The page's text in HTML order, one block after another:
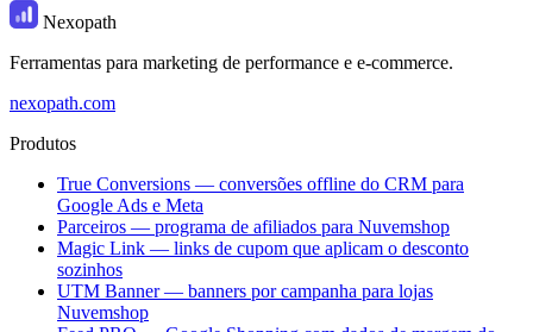
Nexopath
Ferramentas para marketing de performance e e-commerce.
nexopath.com
Produtos
True Conversions — conversões offline do CRM para
Google Ads e Meta
Parceiros — programa de afiliados para Nuvemshop
Magic Link — links de cupom que aplicam o desconto
sozinhos
UTM Banner — banners por campanha para lojas
Nuvemshop